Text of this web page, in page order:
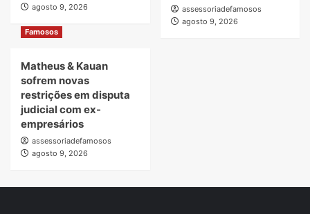
agosto 9, 2026
assessoriadefamosos
agosto 9, 2026
Famosos
Matheus & Kauan
sofrem novas
restrições em disputa
judicial com ex-
empresários
assessoriadefamosos
agosto 9, 2026